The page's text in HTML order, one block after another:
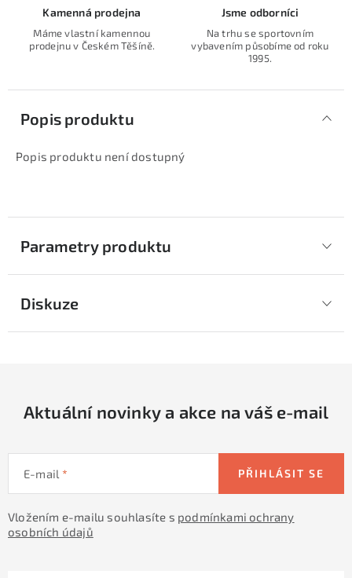
Kamenná prodejna
Máme vlastní kamennou
prodejnu v Českém Těšíně.
Jsme odborníci
Na trhu se sportovním
vybavením působíme od roku
1995.
Popis produktu
Popis produktu není dostupný
Parametry produktu
Diskuze
Aktuální novinky a akce na váš e-mail
E-mail
Vložením e-mailu souhlasíte s podmínkami ochrany
osobních údajů
PŘIHLÁSIT SE